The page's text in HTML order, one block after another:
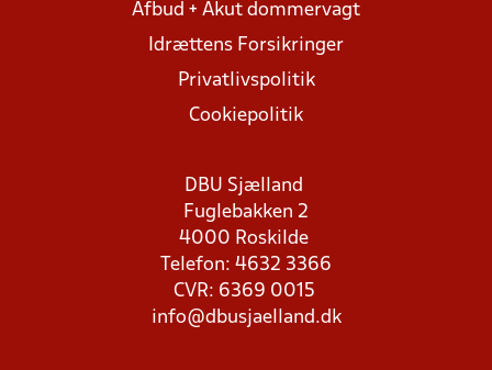
Afbud + Akut dommervagt
Idrættens Forsikringer
Privatlivspolitik
Cookiepolitik
DBU Sjælland
Fuglebakken 2
4000 Roskilde
Telefon: 4632 3366
CVR: 6369 0015
info@dbusjaelland.dk